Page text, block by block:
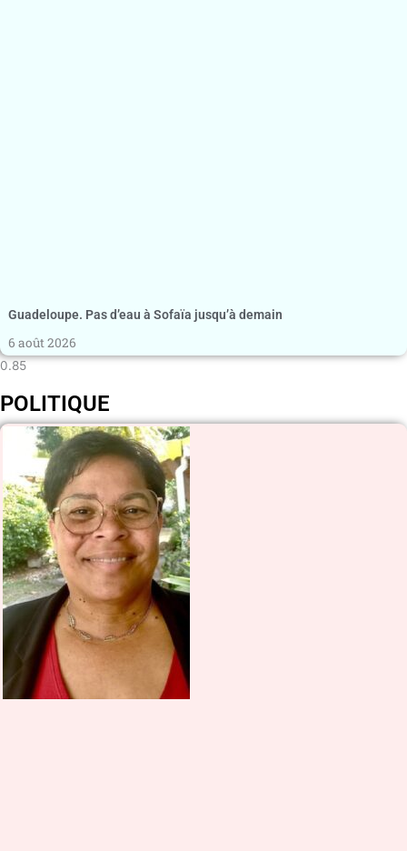
Guadeloupe. Pas d’eau à Sofaïa jusqu’à demain
6 août 2026
POLITIQUE